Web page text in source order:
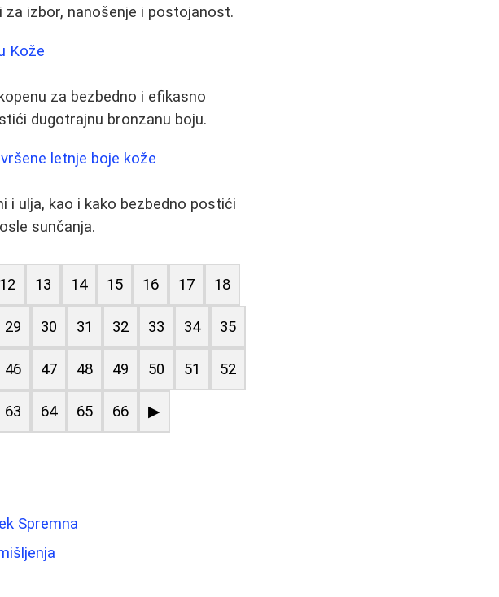
za izbor, nanošenje i postojanost.
Kože
za bezbedno i efikasno
dugotrajnu bronzanu boju.
letnje boje kože
ulja, kao i kako bezbedno postići
sunčanja.
12 13 14 15 16 17 18
29 30 31 32 33 34 35
46 47 48 49 50 51 52
63 64 65 66 ▶
Spremna